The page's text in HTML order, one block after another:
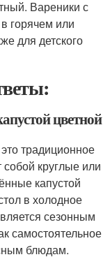
Вареники с
горячем или
для детского
цветной
традиционное
собой круглые или
капустой
в холодное
сезонным
самостоятельное
блюдам.